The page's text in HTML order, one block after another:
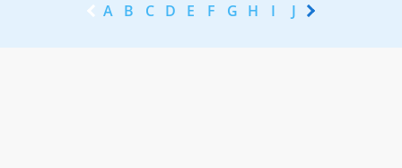
A B C D E F G H I J K